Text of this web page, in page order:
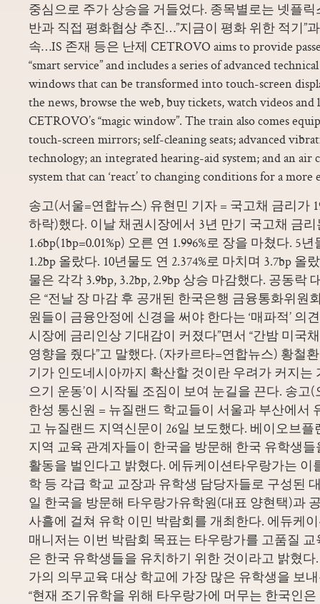
중심으로 주가 상승을 거들었다. 종목별로는 넷플
반과 직접 평화협상 추진…”지금이 평화 위한 적기”
속…IS 존재 등은 난제 CETROVO aims to provide
“smart service” and includes a series of advanced
windows that can be transformed into touch-screen
the news, browse the web, buy tickets, watch videos
CETROVO’s “magic window”. The train also comes
touch-screen mirrors; self-cleaning seats; advanced
technology; an integrated hearing-aid system; and an
system that can ‘react’ to changing conditions for a more
송고(서울=연합뉴스) 유현민 기자 = 국고채 금리가
하락)했다. 이날 채권시장에서 3년 만기 국고채 금
1.6bp(1bp=0.01%p) 오른 연 1.996%로 장을 마쳤다. 5
1.2bp 올랐다. 10년물도 연 2.374%로 마치며 3.7bp 올
물은 각각 3.9bp, 3.2bp, 2.9bp 상승 마감했다. 공동락
은 “전날 장 마감 후 공개된 한국은행 금융통화위원
원들이 금융안정에 신경을 써야 한다는 ‘매파적’ 의
시장에 금리인상 기대감이 커졌다”면서 “간밤 미국
영향을 줬다”고 말했다. (자카르타=연합뉴스) 황철
기가 인도네시아까지 확산할 것이란 우려가 커지는
으기 운동’이 시작될 조짐이 보여 눈길을 끈다. 송고
한성 통신원 = 뉴질랜드 학교들이 서울과 부산에서
고 뉴질랜드 지역신문이 26일 보도했다. 베이오브
지역 교육 관계자들이 한국을 방문해 한국 유학생
활동을 벌인다고 밝혔다. 에듀케이션타우랑가는 이
학 등 각급 학교 교장과 유학생 담당자들로 구성된
일 한국을 방문해 타우랑가유학원(대표 양현택)과
사흘에 걸쳐 유학 이민 박람회를 개최한다. 에듀케
매니저는 이번 박람회 목표는 타우랑가를 고품질
은 한국 유학생들을 유치하기 위한 것이라고 밝혔다
가의 의무교육 대상 학교에 가장 많은 유학생을 보
“현재 조기유학을 위해 타우랑가에 머무는 한국인은